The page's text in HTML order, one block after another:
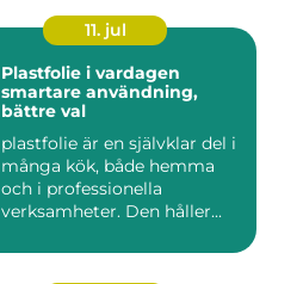
11. jul
Plastfolie i vardagen
smartare användning,
bättre val
plastfolie är en självklar del i
många kök, både hemma
och i professionella
verksamheter. Den håller...